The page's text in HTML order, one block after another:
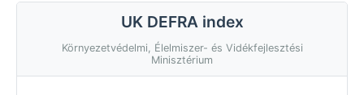
UK DEFRA index
Környezetvédelmi, Élelmiszer- és Vidékfejlesztési
Minisztérium